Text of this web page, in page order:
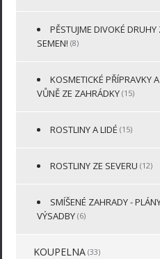
PĚSTUJME DIVOKÉ DRUHY
SEMEN! (8)
KOSMETICKÉ PŘÍPRAVKY A
VŮNĚ ZE ZAHRÁDKY (15)
ROSTLINY A LIDÉ (15)
ROSTLINY ZE SEVERU (12)
SMÍŠENÉ ZAHRADY -
VÝSADBY (6)
KOUPELNA (33)